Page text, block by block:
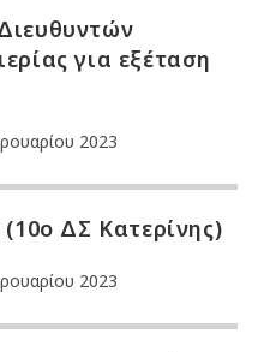
για εξέταση
2023
ΔΣ Κατερίνης)
2023